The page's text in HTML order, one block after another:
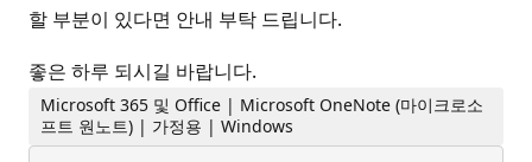
할 부분이 있다면 안내 부탁 드립니다.
좋은 하루 되시길 바랍니다.
Microsoft 365 및 Office | Microsoft OneNote (마이크로소
프트 원노트) | 가정용 | Windows